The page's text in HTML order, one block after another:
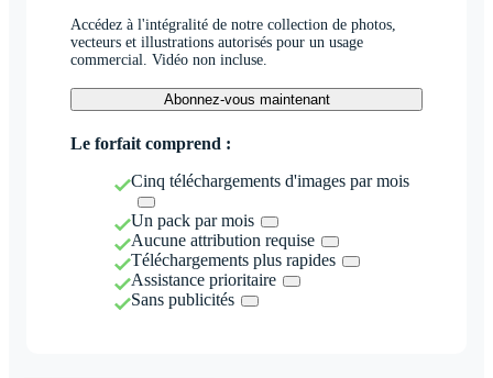
Accédez à l'intégralité de notre collection de photos,
vecteurs et illustrations autorisés pour un usage
commercial. Vidéo non incluse.
Abonnez-vous maintenant
Le forfait comprend :
Cinq téléchargements d'images par mois
Un pack par mois
Aucune attribution requise
Téléchargements plus rapides
Assistance prioritaire
Sans publicités